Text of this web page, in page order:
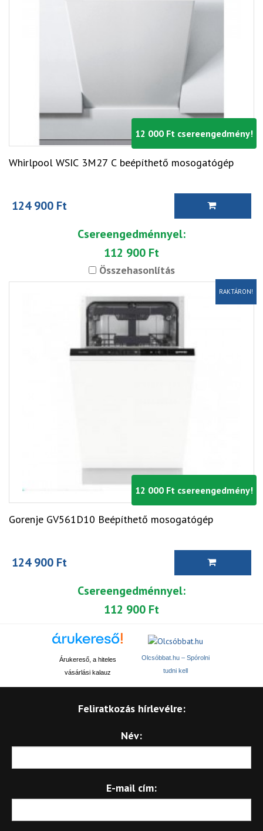
12 000 Ft csereengedmény!
Whirlpool WSIC 3M27 C beépíthető mosogatógép
124 900 Ft
Csereengedménnyel:
112 900 Ft
Összehasonlítás
12 000 Ft csereengedmény!
RAKTÁRON!
Gorenje GV561D10 Beépíthető mosogatógép
124 900 Ft
Csereengedménnyel:
112 900 Ft
Árukereső, a hiteles
vásárlási kalauz
Olcsóbbat.hu – Spórolni
tudni kell
Feliratkozás hírlevélre:
Név:
E-mail cím: